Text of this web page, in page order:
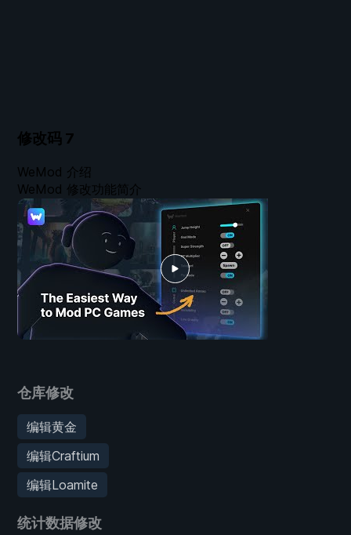
修改码 7
仓库修改
编辑黄金
编辑Craftium
编辑Loamite
统计数据修改
WeMod 介绍
WeMod 修改功能简介